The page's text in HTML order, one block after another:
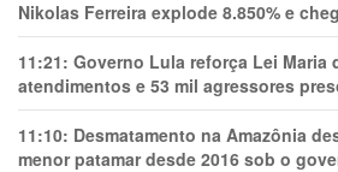
Nikolas Ferreira explode 8.850% e
11:21: Governo Lula reforça Lei Maria
atendimentos e 53 mil agressores
11:10: Desmatamento na Amazônia
menor patamar desde 2016 sob o